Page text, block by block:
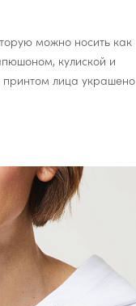
можно носить как
кулиской и
принтом лица украшено